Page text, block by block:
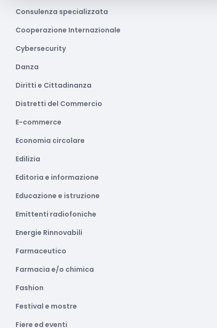
Consulenza specializzata
Cooperazione Internazionale
Cybersecurity
Danza
Diritti e Cittadinanza
Distretti del Commercio
E-commerce
Economia circolare
Edilizia
Editoria e informazione
Educazione e istruzione
Emittenti radiofoniche
Energie Rinnovabili
Farmaceutico
Farmacia e/o chimica
Fashion
Festival e mostre
Fiere ed eventi